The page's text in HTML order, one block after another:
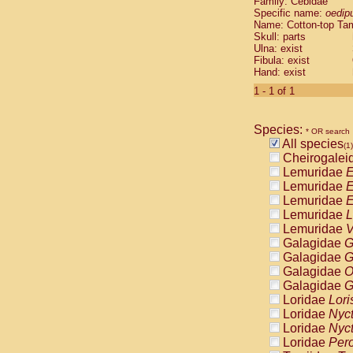
Cebidae
Cebidae
Cebidae
Cebidae
Cebidae
Cebidae
Cebidae
Cebidae
Cebidae
Cebidae
Cebidae
Cebidae
Atelidae
Atelidae
Atelidae
Atelidae
Atelidae
Atelidae
Atelidae
Atelidae
Atelidae
Atelidae
Pitheciidae
Specific name:
Name: Cotton-top
Skull: parts
Ulna: exist
Fibula: exist
Hand: exist
1 - 1 of 1
Species: * OR search
All species(1)
Lemuridae
Lemuridae
Lemuridae
Lemuridae
Lemuridae
Galagidae
Galagidae
Galagidae
Galagidae
Loridae
Loridae
Loridae
Loridae